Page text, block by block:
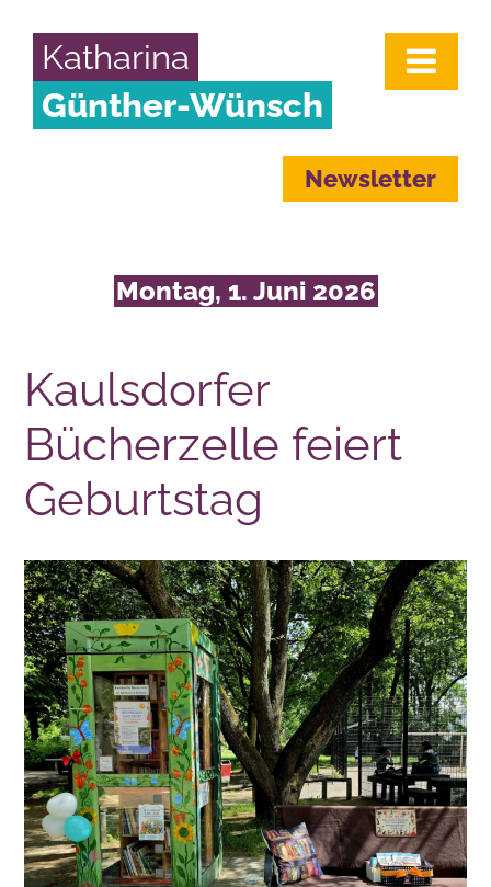
Katharina
Günther-Wünsch
Newsletter
Montag, 1. Juni 2026
Kaulsdorfer
Bücherzelle feiert
Geburtstag